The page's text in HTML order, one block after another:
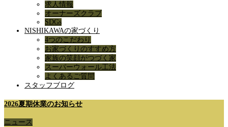
求人情報
オーナーズクラブ
SDGs
NISHIKAWAの家づくり
4つのこだわり
お家づくりのすすめ方
家族の笑顔がつづく家
スーパーウォール工法
よくあるご質問
スタッフブログ
2026夏期休業のお知らせ
ニュース